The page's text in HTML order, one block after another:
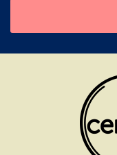
this
field